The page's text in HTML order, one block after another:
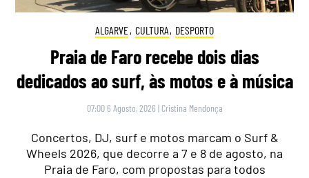
ALGARVE, CULTURA, DESPORTO
Praia de Faro recebe dois dias
dedicados ao surf, às motos e à música
07:00 6 Agosto, 2026 | Cristina Mendonça
Concertos, DJ, surf e motos marcam o Surf &
Wheels 2026, que decorre a 7 e 8 de agosto, na
Praia de Faro, com propostas para todos